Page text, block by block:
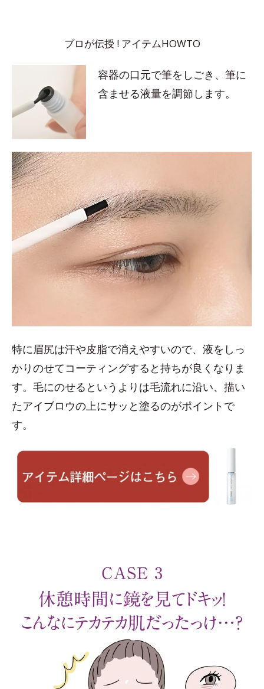
プロが伝授 ! アイテムHOWTO
容器の口元で筆をしごき、筆に
含ませる液量を調節します。
特に眉尻は汗や皮脂で消えやすいので、液をしっ
かりのせてコーティングすると持ちが良くなりま
す。毛にのせるというよりは毛流れに沿い、描い
たアイブロウの上にサッと塗るのがポイントで
す。